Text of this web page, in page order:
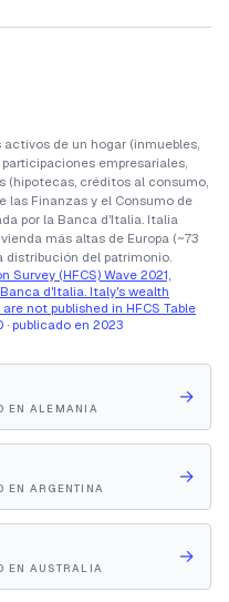
de un hogar (inmuebles,
empresariales,
(hipotecas, créditos al consumo,
las Finanzas y el Consumo de
por la Banca d'Italia. Italia
más altas de Europa (~73
distribución del patrimonio.
(HFCS) Wave 2021,
d'Italia. Italy's wealth
not published in HFCS Table
publicado en 2023
EN ALEMANIA →
EN ARGENTINA →
EN AUSTRALIA →